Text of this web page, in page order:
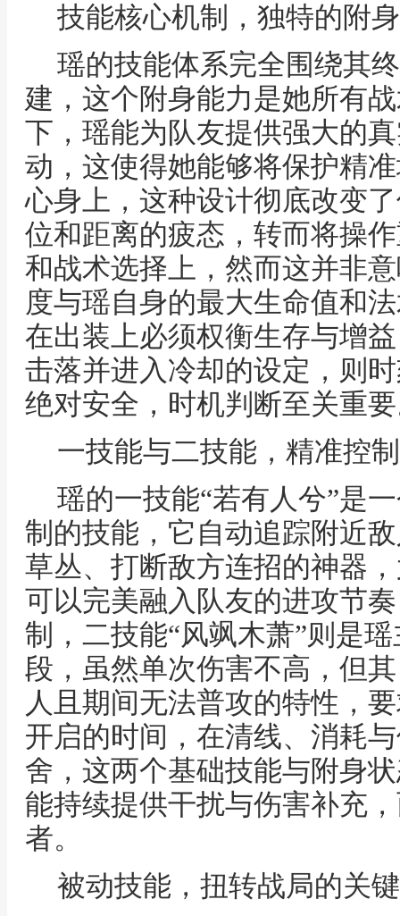
技能核心机制，独特的附
瑶的技能体系完全围绕其
建，这个附身能力是她所有
下，瑶能为队友提供强大的
动，这使得她能够将保护精
心身上，这种设计彻底改变
位和距离的疲态，转而将操
和战术选择上，然而这并非
度与瑶自身的最大生命值和
在出装上必须权衡生存与增
击落并进入冷却的设定，则
绝对安全，时机判断至关重
一技能与二技能，精准控
瑶的一技能“若有人兮”是
制的技能，它自动追踪附近
草丛、打断敌方连招的神器
可以完美融入队友的进攻节
制，二技能“风飒木萧”则是
段，虽然单次伤害不高，但
人且期间无法普攻的特性，
开启的时间，在清线、消耗
舍，这两个基础技能与附身
能持续提供干扰与伤害补充
者。
被动技能，扭转战局的关